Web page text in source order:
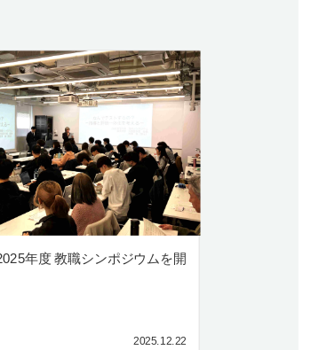
年度 教職シンポジウムを開
2025.12.22